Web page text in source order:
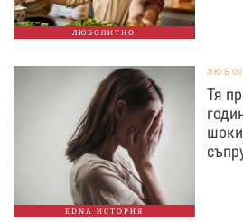
ЛЮБОПИТНО
EDNA ИСТОРИЯ
Тя